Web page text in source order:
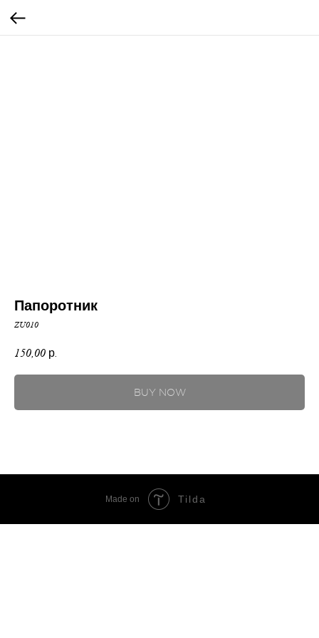
Папоротник
ZU010
150,00 р.
BUY NOW
Made on Tilda